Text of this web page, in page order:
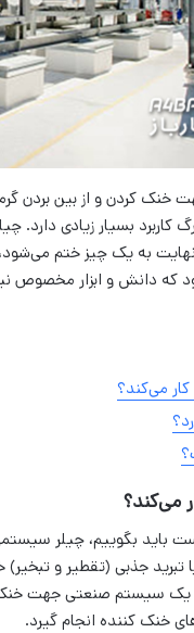
کردن و از بین بردن
کاربرد بسیار زیادی
به یک چیز ختم می‌شود،
که دانش و ابزار مخصوص
می‌کند؟
می‌کند؟
باید بگوییم، چیلر
تبرید جذبی (تقطیر و
یک سیستم صنعتی جهت
خنک کننده انجام گیرد.